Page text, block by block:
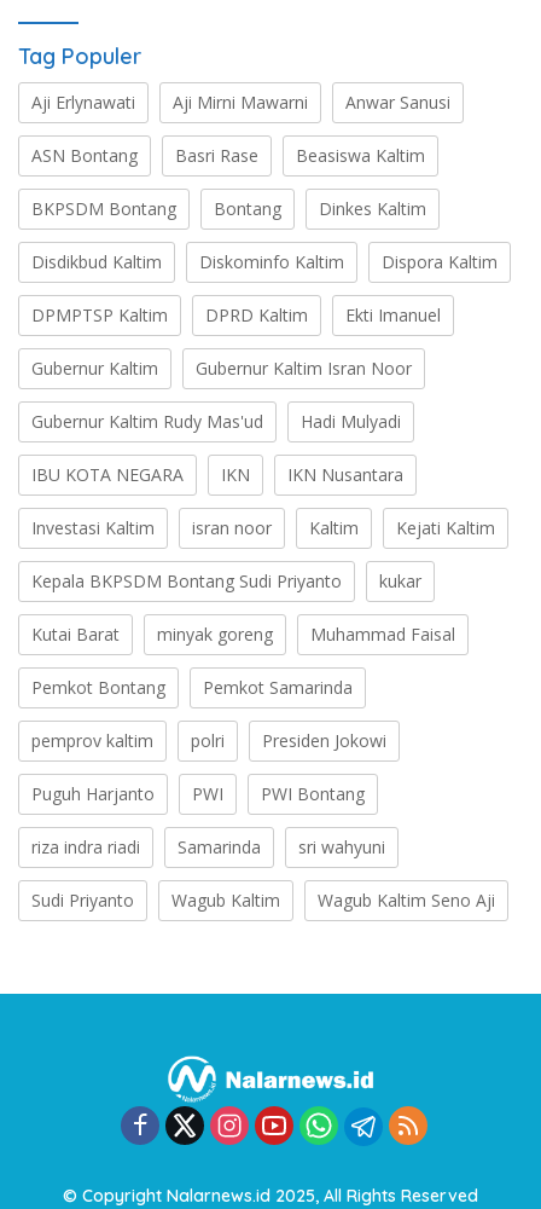
Tag Populer
Aji Erlynawati Aji Mirni Mawarni Anwar Sanusi
ASN Bontang Basri Rase Beasiswa Kaltim
BKPSDM Bontang Bontang Dinkes Kaltim
Disdikbud Kaltim Diskominfo Kaltim Dispora Kaltim
DPMPTSP Kaltim DPRD Kaltim Ekti Imanuel
Gubernur Kaltim Gubernur Kaltim Isran Noor
Gubernur Kaltim Rudy Mas'ud Hadi Mulyadi
IBU KOTA NEGARA IKN IKN Nusantara
Investasi Kaltim isran noor Kaltim Kejati Kaltim
Kepala BKPSDM Bontang Sudi Priyanto kukar
Kutai Barat minyak goreng Muhammad Faisal
Pemkot Bontang Pemkot Samarinda
pemprov kaltim polri Presiden Jokowi
Puguh Harjanto PWI PWI Bontang
riza indra riadi Samarinda sri wahyuni
Sudi Priyanto Wagub Kaltim Wagub Kaltim Seno Aji
© Copyright Nalarnews.id 2025, All Rights Reserved